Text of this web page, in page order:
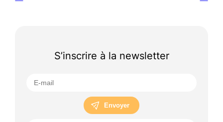
S’inscrire à la newsletter
Envoyer